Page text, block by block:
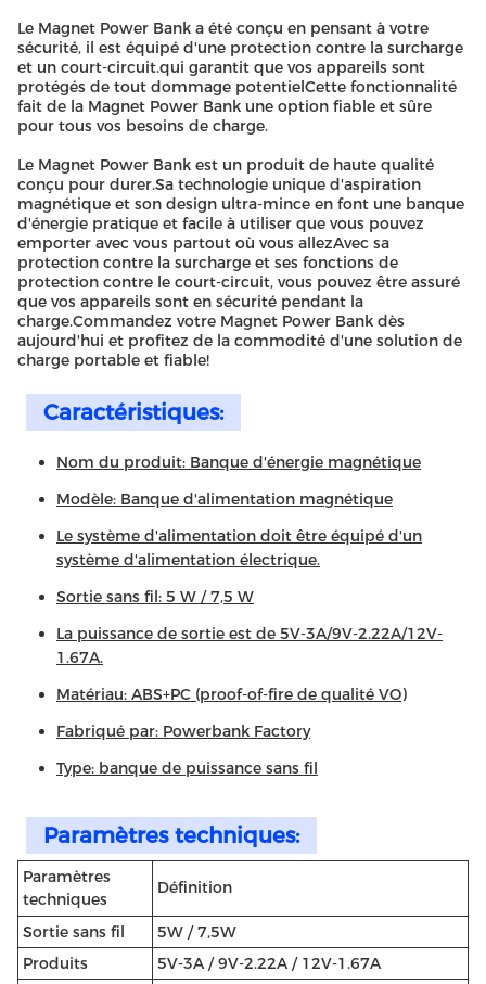
Le Magnet Power Bank a été conçu en pensant à votre
sécurité, il est équipé d'une protection contre la surcharge
et un court-circuit.qui garantit que vos appareils sont
protégés de tout dommage potentielCette fonctionnalité
fait de la Magnet Power Bank une option fiable et sûre
pour tous vos besoins de charge.
Le Magnet Power Bank est un produit de haute qualité
conçu pour durer.Sa technologie unique d'aspiration
magnétique et son design ultra-mince en font une banque
d'énergie pratique et facile à utiliser que vous pouvez
emporter avec vous partout où vous allezAvec sa
protection contre la surcharge et ses fonctions de
protection contre le court-circuit, vous pouvez être assuré
que vos appareils sont en sécurité pendant la
charge.Commandez votre Magnet Power Bank dès
aujourd'hui et profitez de la commodité d'une solution de
charge portable et fiable!
Caractéristiques:
Nom du produit: Banque d'énergie magnétique
Modèle: Banque d'alimentation magnétique
Le système d'alimentation doit être équipé d'un
système d'alimentation électrique.
Sortie sans fil: 5 W / 7,5 W
La puissance de sortie est de 5V-3A/9V-2.22A/12V-
1.67A.
Matériau: ABS+PC (proof-of-fire de qualité VO)
Fabriqué par: Powerbank Factory
Type: banque de puissance sans fil
Paramètres techniques:
Paramètres
techniques
Définition
Sortie sans fil
5W / 7,5W
Produits
5V-3A / 9V-2.22A / 12V-1.67A